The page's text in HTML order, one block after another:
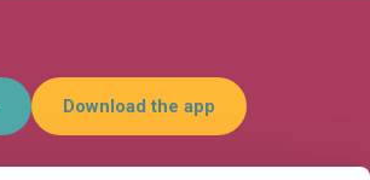
Download the app